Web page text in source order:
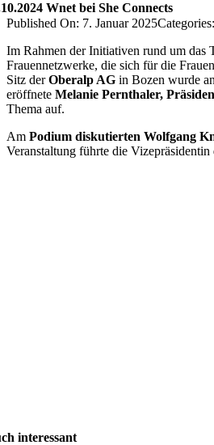
Wnet bei She Connects
Published On: 7. Januar 2025Categories:
Im Rahmen der Initiativen rund um das
Frauennetzwerke, die sich für die
Sitz derOberalp AG in Bozen wurde
eröffnete Melanie Pernthaler,
Thema auf.
Am Podium diskutierten Wolfgang
Veranstaltung führte die Vizepräsidentin
interessant